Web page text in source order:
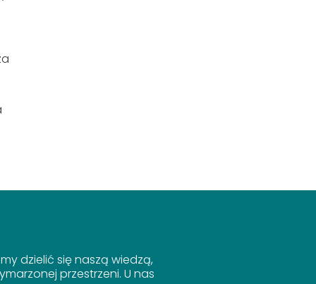
dzielić się naszą wiedzą,
przestrzeni. U nas